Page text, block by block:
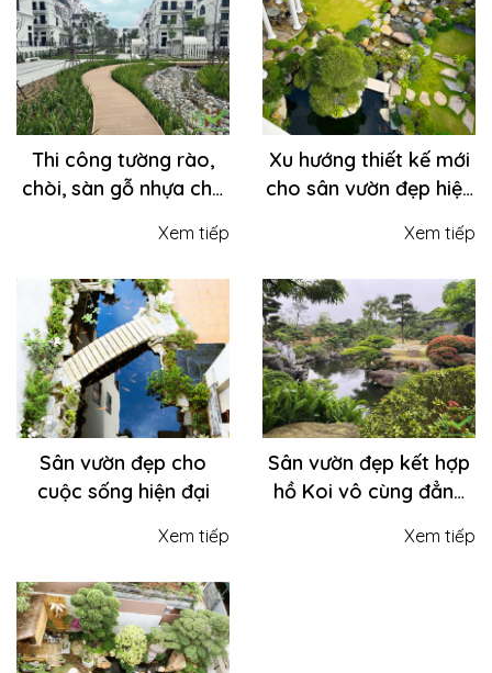
Thi công tường rào,
chòi, sàn gỗ nhựa cho
Xem tiếp
Xu hướng thiết kế mới
cho sân vườn đẹp hiện
Xem tiếp
Sân vườn đẹp cho
cuộc sống hiện đại
Xem tiếp
Sân vườn đẹp kết hợp
hồ Koi vô cùng đẳng
Xem tiếp